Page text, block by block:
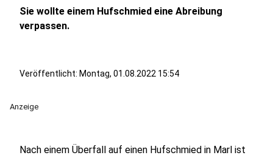
Sie wollte einem Hufschmied eine Abreibung
verpassen.
Veröffentlicht: Montag, 01.08.2022 15:54
Anzeige
Nach einem Überfall auf einen Hufschmied in Marl ist